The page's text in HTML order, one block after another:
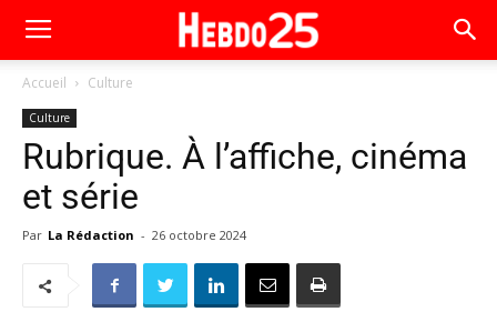
Accueil Culture
Culture
Rubrique. À l’affiche, cinéma
et série
Par La Rédaction - 26 octobre 2024